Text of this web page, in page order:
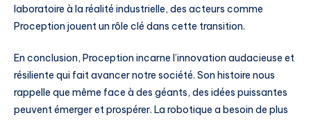
laboratoire à la réalité industrielle, des acteurs comme
Proception jouent un rôle clé dans cette transition.
En conclusion, Proception incarne l’innovation audacieuse et
résiliente qui fait avancer notre société. Son histoire nous
rappelle que même face à des géants, des idées puissantes
peuvent émerger et prospérer. La robotique a besoin de plus